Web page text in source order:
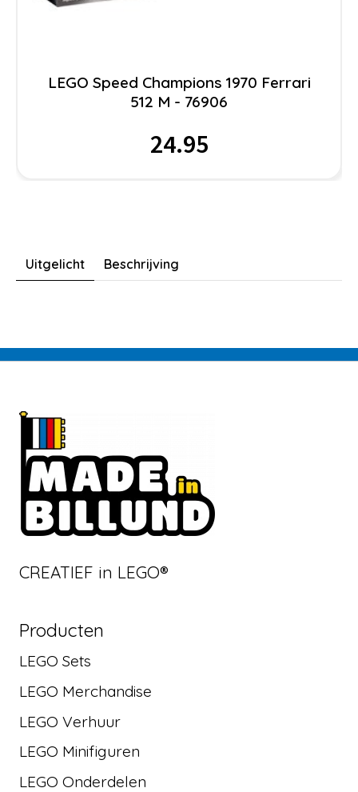
LEGO Speed Champions 1970 Ferrari
512 M - 76906
24.95
Uitgelicht Beschrijving
CREATIEF in LEGO®
Producten
LEGO Sets
LEGO Merchandise
LEGO Verhuur
LEGO Minifiguren
LEGO Onderdelen